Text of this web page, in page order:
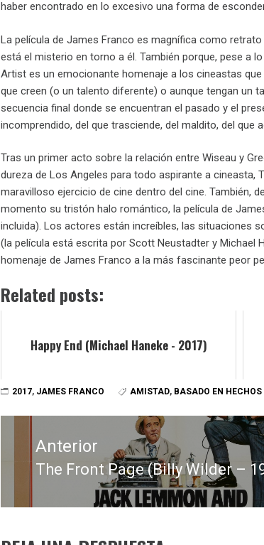
haber encontrado en lo excesivo una forma de
La película de James Franco es magnífica como
está el misterio en torno a él. También porque, pese a
Artist es un emocionante homenaje a los cineastas
que creen (o un talento diferente) o aunque tengan un
secuencia final donde se encuentran el pasado y el
incomprendido, del que trasciende, del maldito, del que
Tras un primer acto sobre la relación entre Wiseau y
dureza de Los Angeles para todo aspirante a cineasta,
maravilloso ejercicio de cine dentro del cine. También,
momento su tristón halo romántico, la película de
incluida). Los actores están increíbles, las situaciones
(la película está escrita por Scott Neustadter y Michael
homenaje de James Franco a la más fascinante peor
Related posts:
Happy End (Michael Haneke - 2017)
2017, JAMES FRANCO AMISTAD, BASADO EN HECHOS
Navegación
entradas
Anterior
Entrada
anterior:
The Front Page (Billy Wilder –